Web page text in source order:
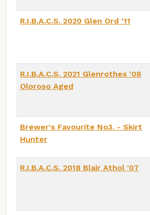
R.I.B.A.C.S. 2020 Glen Ord ’11
R.I.B.A.C.S. 2021 Glenrothes '08
Oloroso Aged
Brewer's Favourite No3. - Skirt
Hunter
R.I.B.A.C.S. 2018 Blair Athol '07